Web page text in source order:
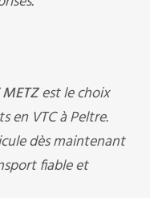
METZest le choix
en VTC à Peltre.
dès maintenant
fiable et